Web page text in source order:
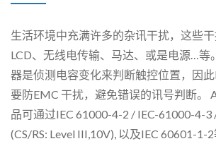
生活环境中充满许多的杂讯干扰，这些
LCD、无线电传输、马达、或是电源…等
器是侦测电容变化来判断触控位置，因
要防EMC 干扰，避免错误的讯号判断。
品可通过IEC 61000-4-2 / IEC-61000-4-3
(CS/RS: Level III,10V), 以及IEC 60601-1-